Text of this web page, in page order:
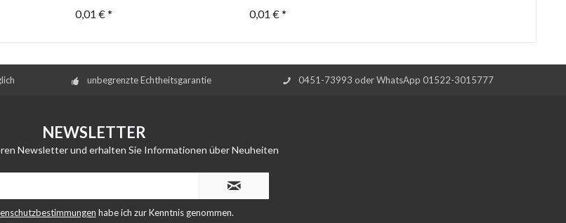
0,01 € * 0,01 € *
unbegrenzte Echtheitsgarantie 0451-73993 oder WhatsApp 01522-3015777
NEWSLETTER
Newsletter und erhalten Sie Informationen über Neuheiten
habe ich zur Kenntnis genommen.